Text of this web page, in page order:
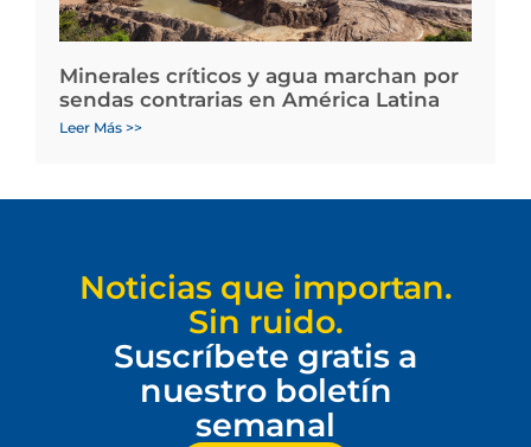
Minerales críticos y agua marchan por
sendas contrarias en América Latina
Leer Más >>
Noticias que importan.
Sin ruido.
Suscríbete gratis a
nuestro boletín
semanal